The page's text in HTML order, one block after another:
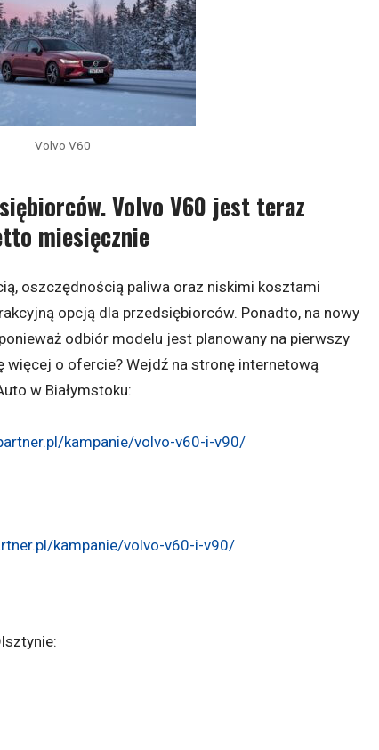
Volvo V60
Volvo V60 jest teraz
miesięcznie
oszczędnością paliwa oraz niskimi kosztami
opcją dla przedsiębiorców. Ponadto, na nowy
odbiór modelu jest planowany na pierwszy
więcej o ofercie? Wejdź na stronę internetową
w Białymstoku:
kampanie/volvo-v60-i-v90/
kampanie/volvo-v60-i-v90/